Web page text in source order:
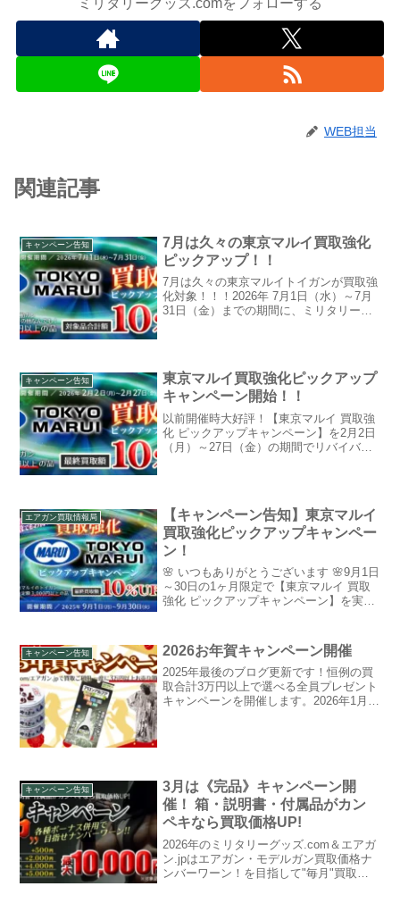
ミリタリーグッズ.comをフォローする
WEB担当
関連記事
キャンペーン告知
7月は久々の東京マルイ買取強化
ピックアップ！！
7月は久々の東京マルイトイガンが買取強
化対象！！！2026年 7月1日（水）～7月
31日（金）までの期間に、ミリタリーグ
計3...
キャンペーン告知
東京マルイ買取強化ピックアップ
キャンペーン開始！！
以前開催時大好評！【東京マルイ 買取強
化 ピックアップキャンペーン】を2月2日
（月）～27日（金）の期間でリバイバル
エアガン買取情報局
【キャンペーン告知】東京マルイ
買取強化ピックアップキャンペー
ン！
🌸 いつもありがとうございます 🌸9月1日
～30日の1ヶ月限定で【東京マルイ 買取
強化 ピックアップキャンペーン】を実施
以上となったものは最終的に+10％UPで
お支...
キャンペーン告知 2026お年賀キャンペーン開催
2025年最後のブログ更新です！恒例の買
取合計3万円以上で選べる全員プレゼント
キャンペーンを開催します。2026年1月
キャンペーン告知
3月は《完品》キャンペーン開
催！ 箱・説明書・付属品がカン
ペキなら買取価格UP!
2026年のミリタリーグッズ.com＆エアガ
ン.jpはエアガン・モデルガン買取価格ナ
ンバーワーン！を目指して"毎月"買取キ